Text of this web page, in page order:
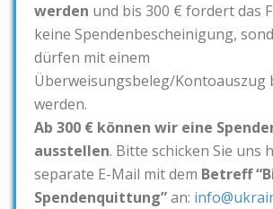
werden und bis 300 € fordert das
keine Spendenbescheinigung,
dürfen mit einem
Überweisungsbeleg/Kontoauszug
werden.
Ab 300 € können wir eine
ausstellen. Bitte schicken Sie uns
separate E-Mail mit dem Betreff
Spendenquittung”an: